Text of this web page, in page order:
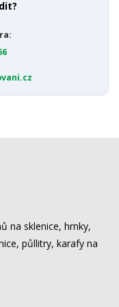
na sklenice, hrnky,
půllitry, karafy na